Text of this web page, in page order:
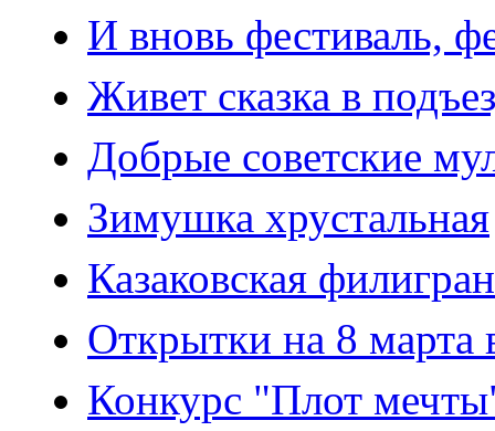
И вновь фестиваль,
Живет сказка в
Добрые советские
Зимушка хрустальная
Казаковская
Открытки на 8
Конкурс "Плот